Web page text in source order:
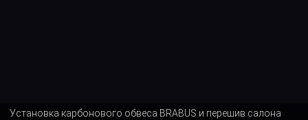
Установка карбонового обвеса BRABUS и перешив салона